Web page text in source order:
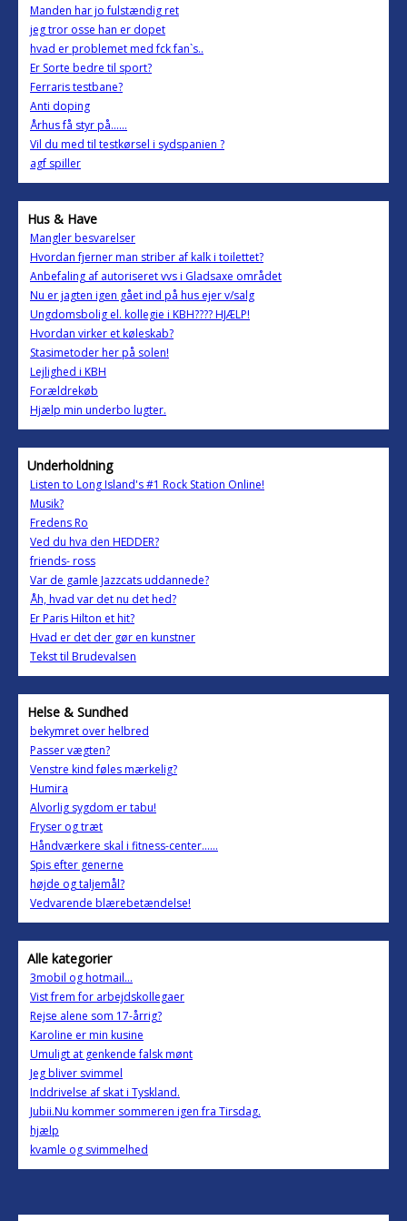
Manden har jo fulstændig ret
jeg tror osse han er dopet
hvad er problemet med fck fan`s..
Er Sorte bedre til sport?
Ferraris testbane?
Anti doping
Århus få styr på......
Vil du med til testkørsel i sydspanien ?
agf spiller
Hus & Have
Mangler besvarelser
Hvordan fjerner man striber af kalk i toilettet?
Anbefaling af autoriseret vvs i Gladsaxe området
Nu er jagten igen gået ind på hus ejer v/salg
Ungdomsbolig el. kollegie i KBH???? HJÆLP!
Hvordan virker et køleskab?
Stasimetoder her på solen!
Lejlighed i KBH
Forældrekøb
Hjælp min underbo lugter.
Underholdning
Listen to Long Island's #1 Rock Station Online!
Musik?
Fredens Ro
Ved du hva den HEDDER?
friends- ross
Var de gamle Jazzcats uddannede?
Åh, hvad var det nu det hed?
Er Paris Hilton et hit?
Hvad er det der gør en kunstner
Tekst til Brudevalsen
Helse & Sundhed
bekymret over helbred
Passer vægten?
Venstre kind føles mærkelig?
Humira
Alvorlig sygdom er tabu!
Fryser og træt
Håndværkere skal i fitness-center......
Spis efter generne
højde og taljemål?
Vedvarende blærebetændelse!
Alle kategorier
3mobil og hotmail...
Vist frem for arbejdskollegaer
Rejse alene som 17-årrig?
Karoline er min kusine
Umuligt at genkende falsk mønt
Jeg bliver svimmel
Inddrivelse af skat i Tyskland.
Jubii.Nu kommer sommeren igen fra Tirsdag.
hjælp
kvamle og svimmelhed